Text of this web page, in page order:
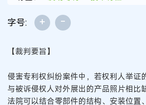
字号: + -
【裁判要旨】
侵害专利权纠纷案件中，若权利人举证
与被诉侵权人对外展出的产品照片相比
法院可以结合零部件的结构、安装位置